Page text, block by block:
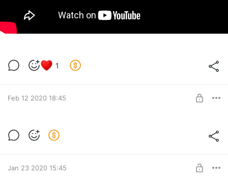
1
Feb 12 2020 18:45
Несколько удачных кадров из раскадровки, фон в хорошем
Jan 23 2020 15:45